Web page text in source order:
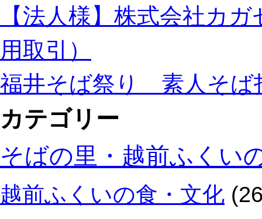
【法人様】株式会社カ
用取引）
福井そば祭り 素人そば
カテゴリー
そばの里・越前ふくい
越前ふくいの食・文化